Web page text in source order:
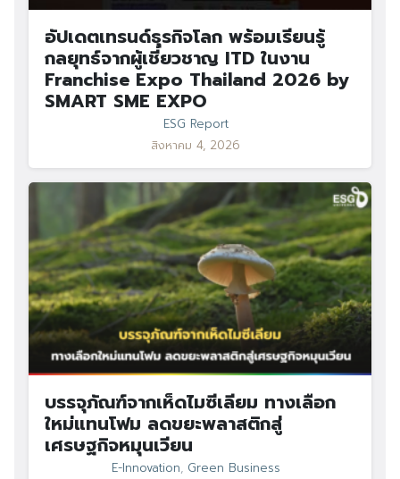
อัปเดตเทรนด์ธุรกิจโลก พร้อมเรียนรู้
กลยุทธ์จากผู้เชี่ยวชาญ ITD ในงาน
Franchise Expo Thailand 2026 by
SMART SME EXPO
ESG Report
สิงหาคม 4, 2026
บรรจุภัณฑ์จากเห็ดไมซีเลียม ทางเลือก
ใหม่แทนโฟม ลดขยะพลาสติกสู่
เศรษฐกิจหมุนเวียน
E-Innovation, Green Business